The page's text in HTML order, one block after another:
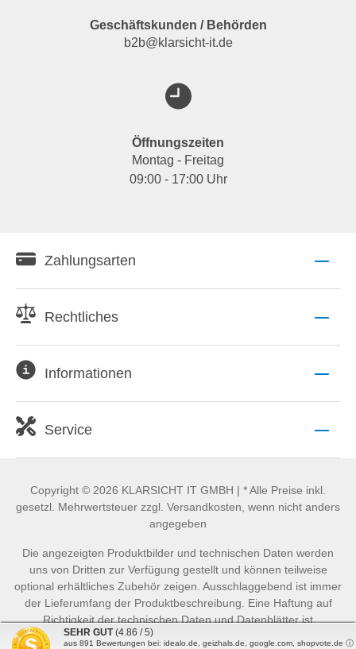
Geschäftskunden / Behörden
b2b@klarsicht-it.de
Öffnungszeiten
Montag - Freitag
09:00 - 17:00 Uhr
Zahlungsarten
Rechtliches
Informationen
Service
Copyright © 2026 KLARSICHT IT GMBH | * Alle Preise inkl.
gesetzl. Mehrwertsteuer zzgl. Versandkosten, wenn nicht anders
angegeben
Die angezeigten Produktbilder und technischen Daten werden
uns von Dritten zur Verfügung gestellt und können teilweise
optional erhältliches Zubehör zeigen. Ausschlaggebend ist immer
der Lieferumfang der Produktbeschreibung. Eine Haftung auf
Richtigkeit der technischen Daten und Datenblätter ist
ausgeschlossen.
SEHR GUT (4.86 / 5)
aus 891 Bewertungen bei: idealo.de, geizhals.de, google.com, shopvote.de ⓘ